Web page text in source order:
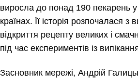
виросла до понад 190 пекарень у
країнах. Її історія розпочалася з
відкриття рецепту великих і
під час експериментів із
Засновник мережі, Андрій